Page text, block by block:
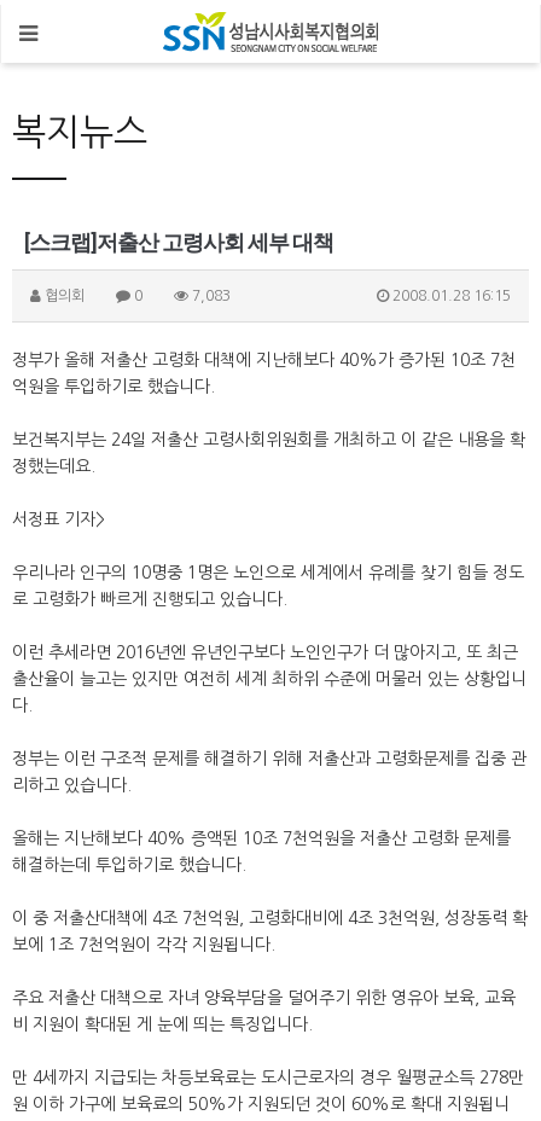
복지뉴스
[스크랩]저출산 고령사회 세부 대책
협의회 0 7,083 2008.01.28 16:15
정부가 올해 저출산 고령화 대책에 지난해보다 40%가 증가된 10조 7천
억원을 투입하기로 했습니다.
보건복지부는 24일 저출산 고령사회위원회를 개최하고 이 같은 내용을 확
정했는데요.
서정표 기자>
우리나라 인구의 10명중 1명은 노인으로 세계에서 유례를 찾기 힘들 정도
로 고령화가 빠르게 진행되고 있습니다.
이런 추세라면 2016년엔 유년인구보다 노인인구가 더 많아지고, 또 최근
출산율이 늘고는 있지만 여전히 세계 최하위 수준에 머물러 있는 상황입니
다.
정부는 이런 구조적 문제를 해결하기 위해 저출산과 고령화문제를 집중 관
리하고 있습니다.
올해는 지난해보다 40% 증액된 10조 7천억원을 저출산 고령화 문제를
해결하는데 투입하기로 했습니다.
이 중 저출산대책에 4조 7천억원, 고령화대비에 4조 3천억원, 성장동력 확
보에 1조 7천억원이 각각 지원됩니다.
주요 저출산 대책으로 자녀 양육부담을 덜어주기 위한 영유아 보육, 교육
비 지원이 확대된 게 눈에 띄는 특징입니다.
만 4세까지 지급되는 차등보육료는 도시근로자의 경우 월평균소득 278만
원 이하 가구에 보육료의 50%가 지원되던 것이 60%로 확대 지원됩니